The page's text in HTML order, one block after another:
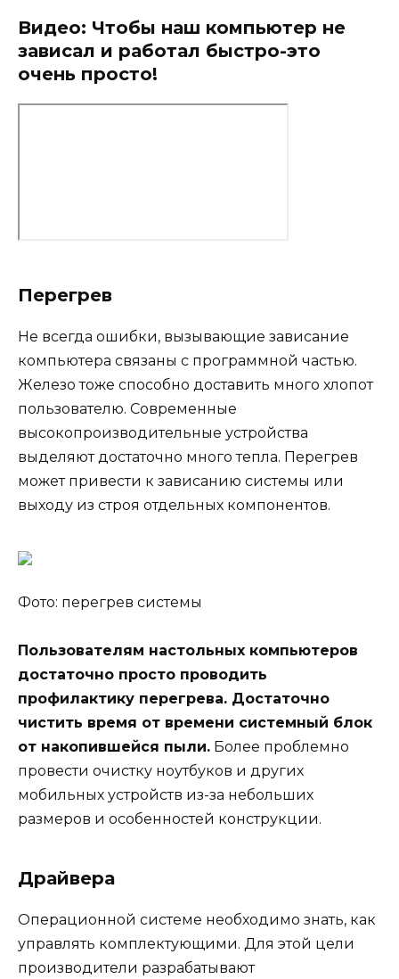
Видео: Чтобы наш компьютер не
зависал и работал быстро-это
очень просто!
Перегрев
Не всегда ошибки, вызывающие зависание
компьютера связаны с программной частью.
Железо тоже способно доставить много хлопот
пользователю. Современные
высокопроизводительные устройства
выделяют достаточно много тепла. Перегрев
может привести к зависанию системы или
выходу из строя отдельных компонентов.
Фото: перегрев системы
Пользователям настольных компьютеров
достаточно просто проводить
профилактику перегрева. Достаточно
чистить время от времени системный блок
от накопившейся пыли. Более проблемно
провести очистку ноутбуков и других
мобильных устройств из-за небольших
размеров и особенностей конструкции.
Драйвера
Операционной системе необходимо знать, как
управлять комплектующими. Для этой цели
производители разрабатывают